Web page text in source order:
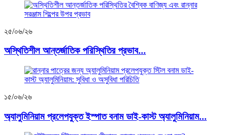
২৫/০৬/২৬
অস্থিতিশীল আন্তর্জাতিক পরিস্থিতির প্রভাব...
১৫/০৬/২৬
অ্যালুমিনিয়াম প্রলেপযুক্ত ইস্পাত বনাম ডাই-কাস্ট অ্যালুমিনিয়াম...